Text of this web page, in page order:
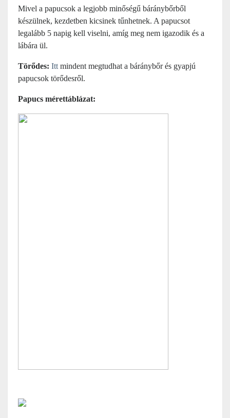
Mivel a papucsok a legjobb minőségű báránybőrből
készülnek, kezdetben kicsinek tűnhetnek. A papucsot
legalább 5 napig kell viselni, amíg meg nem igazodik és a
lábára ül.
Törődes: Itt mindent megtudhat a báránybőr és gyapjú
papucsok törődesről.
Papucs mérettáblázat: